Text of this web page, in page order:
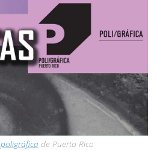
poligráfica de Puerto Rico